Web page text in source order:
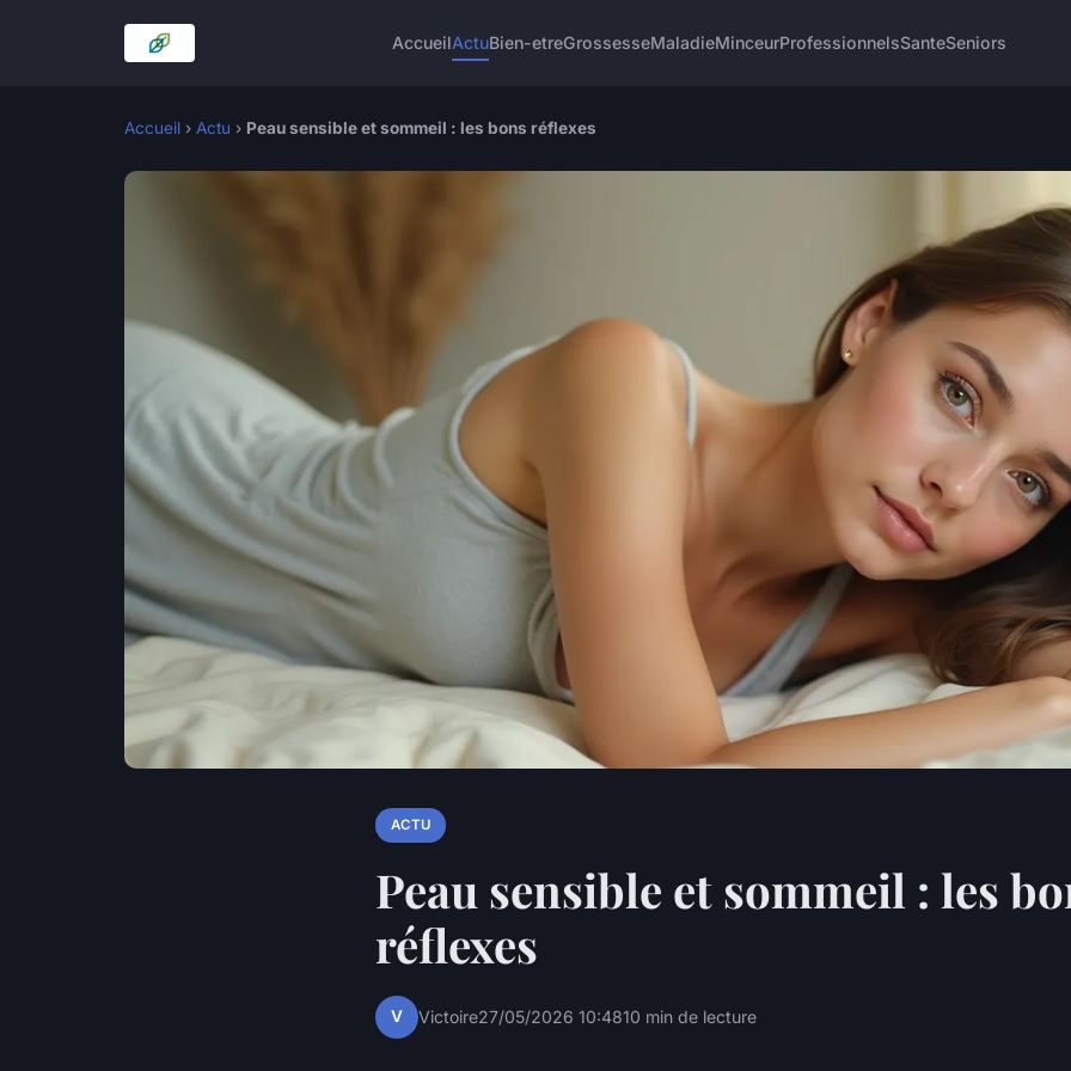
AccueilActuBien-etreGrossesseMaladieMinceurProfessionnelsSanteSeniors
Accueil › Actu › Peau sensible et sommeil : les bons réflexes
ACTU
Peau sensible et sommeil : les
réflexes
V Victoire27/05/2026 10:4810 min de lecture